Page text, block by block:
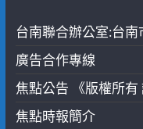
台南聯合辦公室:台
廣告合作專線
焦點公告 《版權所有
焦點時報簡介